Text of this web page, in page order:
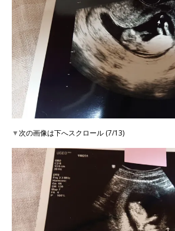
▼次の画像は下へスクロール (7/13)